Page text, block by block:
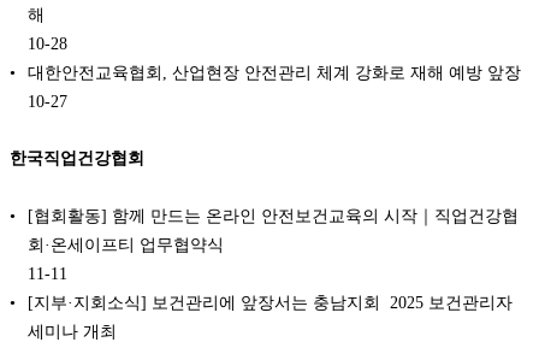
해
10-28
대한안전교육협회, 산업현장 안전관리 체계 강화로 재해 예방 앞장
10-27
한국직업건강협회
[협회활동] 함께 만드는 온라인 안전보건교육의 시작｜직업건강협
회·온세이프티 업무협약식
11-11
[지부·지회소식] 보건관리에 앞장서는 충남지회 ‍ 2025 보건관리자
세미나 개최